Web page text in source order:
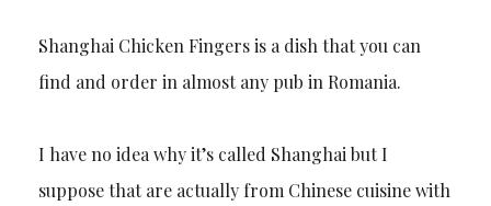
Shanghai Chicken Fingers is a dish that you can
find and order in almost any pub in Romania.
I have no idea why it’s called Shanghai but I
suppose that are actually from Chinese cuisine with